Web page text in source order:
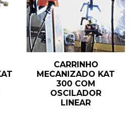
CARRINHO
MECANIZADO KAT
300 COM
OSCILADOR
LINEAR